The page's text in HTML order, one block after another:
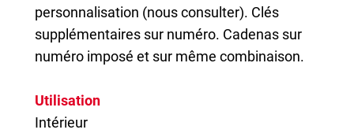
personnalisation (nous consulter). Clés
supplémentaires sur numéro. Cadenas sur
numéro imposé et sur même combinaison.
Utilisation
Intérieur